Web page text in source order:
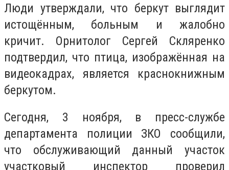
Люди утверждали, что беркут выглядит
истощённым, больным и жалобно
кричит. Орнитолог Сергей Скляренко
подтвердил, что птица, изображённая на
видеокадрах, является краснокнижным
беркутом.
Сегодня, 3 ноября, в пресс-службе
департамента полиции ЗКО сообщили,
что обслуживающий данный участок
участковый инспектор проверил